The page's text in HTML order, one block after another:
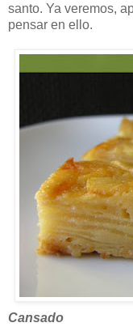
santo. Ya veremos,
pensar en ello.
Cansado